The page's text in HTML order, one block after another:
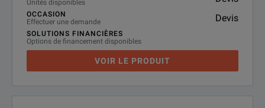
Unités disponibles
OCCASION
Effectuer une demande
Devis
SOLUTIONS FINANCIÈRES
Options de financement disponibles
VOIR LE PRODUIT